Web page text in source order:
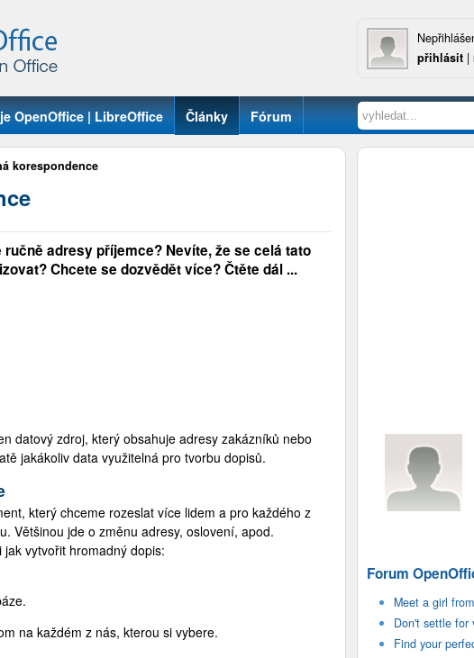
přihlásit |
OpenOffice | LibreOffice Články Fórum
korespondence
adresy příjemce? Nevíte, že se celá tato
Chcete se dozvědět více? Čtěte dál ...
datový zdroj, který obsahuje adresy zakázníků nebo
jakákoliv data využitelná pro tvorbu dopisů.
který chceme rozeslat více lidem a pro každého z
Většinou jde o změnu adresy, oslovení, apod.
vytvořit hromadný dopis:
na každém z nás, kterou si vybere.
Forum
Meet a girl
Don't settle for
Find your